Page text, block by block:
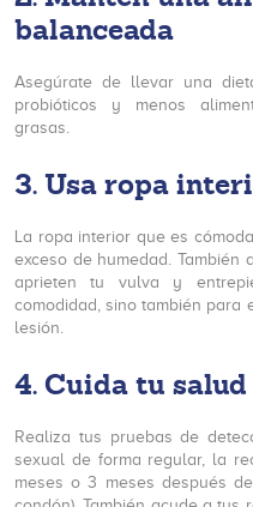
balanceada
Asegúrate de llevar una
probióticos y menos
grasas.
3. Usa ropa
La ropa interior que es
exceso de humedad.
aprieten tu vulva y
comodidad, sino también para
lesión.
4. Cuida tu
Realiza tus pruebas de
sexual de forma regular, la
meses o 3 meses después